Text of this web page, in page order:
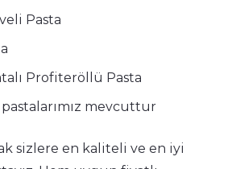
Pasta
Profiteröllü Pasta
pastalarımız mevcuttur
sizlere en kaliteli ve en iyi